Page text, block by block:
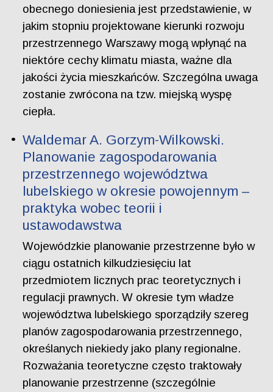
obecnego doniesienia jest przedstawienie, w
jakim stopniu projektowane kierunki rozwoju
przestrzennego Warszawy mogą wpłynąć na
niektóre cechy klimatu miasta, ważne dla
jakości życia mieszkańców. Szczególna uwaga
zostanie zwrócona na tzw. miejską wyspę
ciepła.
Waldemar A. Gorzym-Wilkowski.
Planowanie zagospodarowania
przestrzennego województwa
lubelskiego w okresie powojennym –
praktyka wobec teorii i
ustawodawstwa
Wojewódzkie planowanie przestrzenne było w
ciągu ostatnich kilkudziesięciu lat
przedmiotem licznych prac teoretycznych i
regulacji prawnych. W okresie tym władze
województwa lubelskiego sporządziły szereg
planów zagospodarowania przestrzennego,
określanych niekiedy jako plany regionalne.
Rozważania teoretyczne często traktowały
planowanie przestrzenne (szczególnie